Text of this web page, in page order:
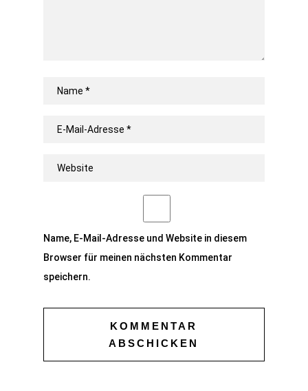
Name, E-Mail-Adresse und Website in diesem
Browser für meinen nächsten Kommentar
speichern.
KOMMENTAR
ABSCHICKEN